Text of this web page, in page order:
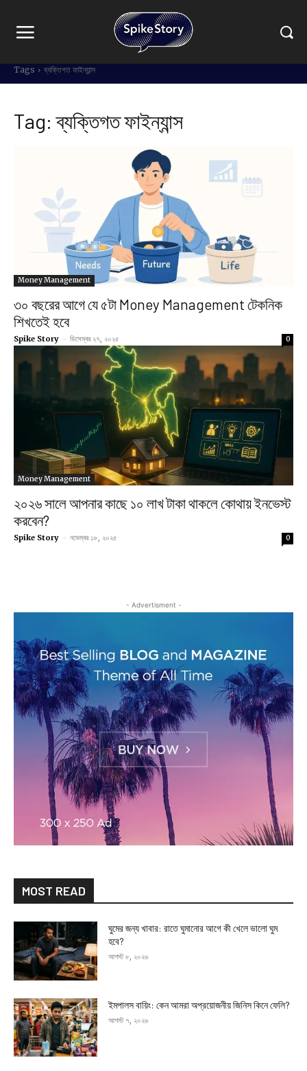
Tags ব্যক্তিগত ফাইন্যান্স
Tag:ব্যক্তিগত ফাইন্যান্স
Money Management
৩০ বছরের আগে যে ৫টা Money Management টেকনিক
শিখতেই হবে
Spike Story - ডিসেম্বর ২৭, ২০২৫ 0
Money Management
২০২৬ সালে আপনার কাছে ১০ লাখ টাকা থাকলে কোথায় ইনভেস্ট
করবেন?
Spike Story - নভেম্বর ১৮, ২০২৫ 0
- Advertisment -
MOST READ
ঘুমের জন্য খাবার: রাতে ঘুমানোর আগে কী খেলে ভালো ঘুম
হবে?
আগস্ট ৮, ২০২৬
ইমপালস বায়িং: কেন আমরা অপ্রয়োজনীয় জিনিস কিনে ফেলি?
আগস্ট ৭, ২০২৬